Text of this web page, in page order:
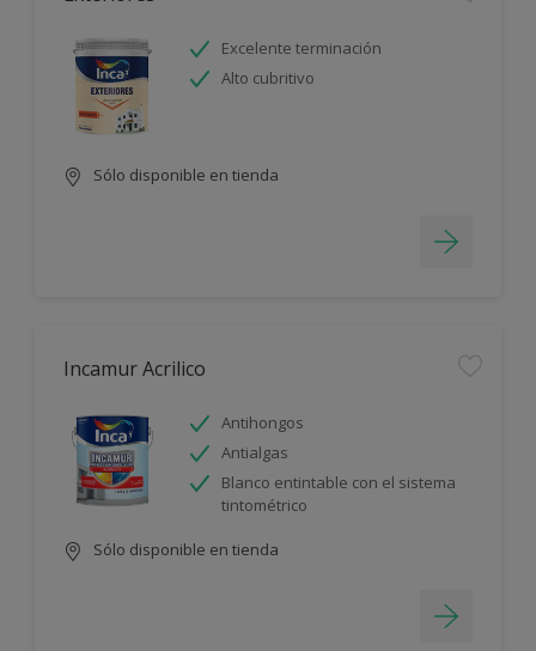
Excelente terminación
Alto cubritivo
Sólo disponible en tienda
Incamur Acrilico
Antihongos
Antialgas
Blanco entintable con el sistema
tintométrico
Sólo disponible en tienda